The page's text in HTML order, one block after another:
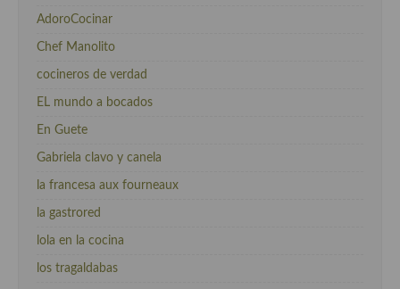
AdoroCocinar
Chef Manolito
cocineros de verdad
EL mundo a bocados
En Guete
Gabriela clavo y canela
la francesa aux fourneaux
la gastrored
lola en la cocina
los tragaldabas